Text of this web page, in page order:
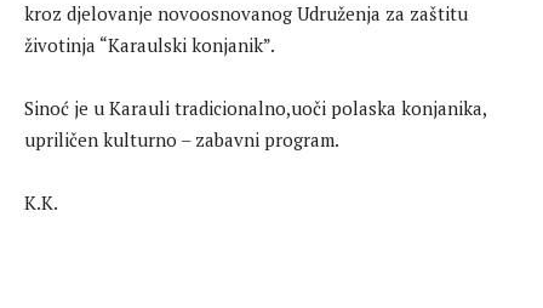
kroz djelovanje novoosnovanog Udruženja za zaštitu
životinja “Karaulski konjanik”.
Sinoć je u Karauli tradicionalno,uoči polaska konjanika,
upriličen kulturno – zabavni program.
K.K.